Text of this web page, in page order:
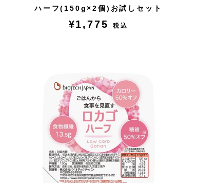
ハーフ(150g×2個)お試しセット
¥1,775税込